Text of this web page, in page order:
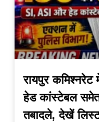
रायपुर
हेड कांस्टेबल
तबादले, देखें